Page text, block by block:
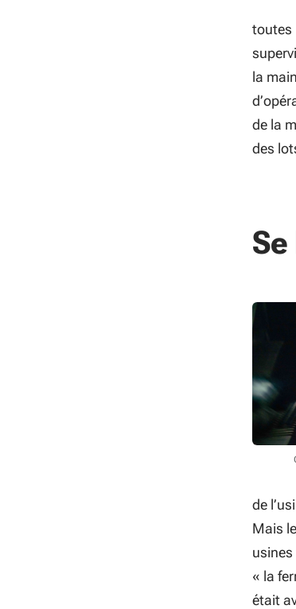
toutes
la
de la
des
de
Mais
« la
était